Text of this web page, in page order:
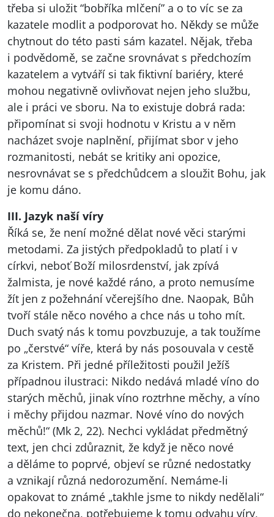
třeba si uložit “bobříka mlčení” a o to víc se za
kazatele modlit a podporovat ho. Někdy se může
chytnout do této pasti sám kazatel. Nějak, třeba
i podvědomě, se začne srovnávat s předchozím
kazatelem a vytváří si tak fiktivní bariéry, které
mohou negativně ovlivňovat nejen jeho službu,
ale i práci ve sboru. Na to existuje dobrá rada:
připomínat si svoji hodnotu v Kristu a v něm
nacházet svoje naplnění, přijímat sbor v jeho
rozmanitosti, nebát se kritiky ani opozice,
nesrovnávat se s předchůdcem a sloužit Bohu, jak
je komu dáno.
III. Jazyk naší víry
Říká se, že není možné dělat nové věci starými
metodami. Za jistých předpokladů to platí i v
církvi, neboť Boží milosrdenství, jak zpívá
žalmista, je nové každé ráno, a proto nemusíme
žít jen z požehnání včerejšího dne. Naopak, Bůh
tvoří stále něco nového a chce nás u toho mít.
Duch svatý nás k tomu povzbuzuje, a tak toužíme
po „čerstvé“ víře, která by nás posouvala v cestě
za Kristem. Při jedné příležitosti použil Ježíš
případnou ilustraci: Nikdo nedává mladé víno do
starých měchů, jinak víno roztrhne měchy, a víno
i měchy přijdou nazmar. Nové víno do nových
měchů!“ (Mk 2, 22). Nechci vykládat předmětný
text, jen chci zdůraznit, že když je něco nové
a děláme to poprvé, objeví se různé nedostatky
a vznikají různá nedorozumění. Nemáme-li
opakovat to známé „takhle jsme to nikdy nedělali“
do nekonečna, potřebujeme k tomu odvahu víry,